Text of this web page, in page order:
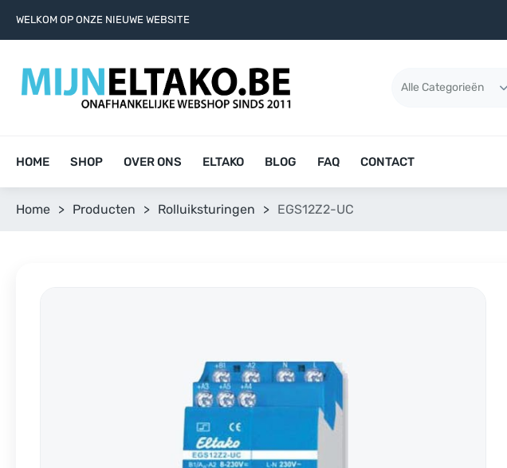
WELKOM OP ONZE NIEUWE WEBSITE
HOME SHOP OVER ONS ELTAKO BLOG FAQ CONTACT
Home > Producten > Rolluiksturingen > EGS12Z2-UC